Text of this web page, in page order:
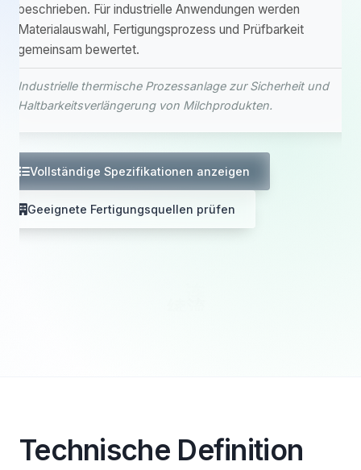
beschrieben. Für industrielle Anwendungen werden
Materialauswahl, Fertigungsprozess und Prüfbarkeit
gemeinsam bewertet.
Industrielle thermische Prozessanlage zur Sicherheit und
Haltbarkeitsverlängerung von Milchprodukten.
Vollständige Spezifikationen anzeigen
Geeignete Fertigungsquellen prüfen
Technische Definition